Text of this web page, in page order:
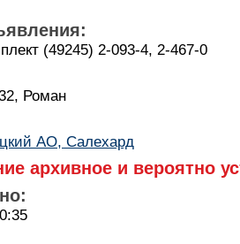
(49245) 2-093-4, 2-467-0
Роман
АО, Салехард
архивное и вероятно